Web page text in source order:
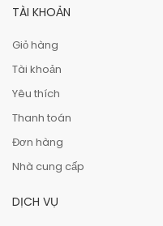
TÀI KHOẢN
Giỏ hàng
Tài khoản
Yêu thích
Thanh toán
Đơn hàng
Nhà cung cấp
DỊCH VỤ